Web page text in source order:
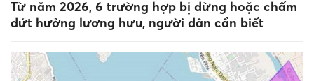
Từ năm 2026, 6 trường hợp bị dừng hoặc chấm
dứt hưởng lương hưu, người dân cần biết